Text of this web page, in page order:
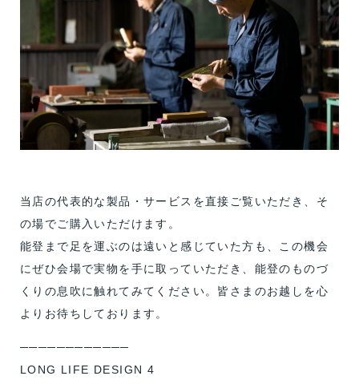
当店の代表的な製品・サービスを直接ご覧いただき、そ
の場でご購入いただけます。
能登まで足を運ぶのは遠いと感じていた方も、この機会
にぜひ会場で実物を手に取っていただき、能登のものづ
くりの息吹に触れてみてください。皆さまのお越しを心
よりお待ちしております。
────────────
LONG LIFE DESIGN 4